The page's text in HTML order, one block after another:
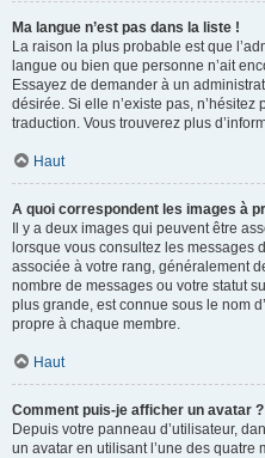
Ma langue n’est pas dans la liste !
La raison la plus probable est que
langue ou bien que personne n’ait
Essayez de demander à un
désirée. Si elle n’existe pas,
traduction. Vous trouverez plus
Haut
A quoi correspondent les images à
Il y a deux images qui peuvent être
lorsque vous consultez les messages
associée à votre rang, généralement
nombre de messages ou votre statut
plus grande, est connue sous le nom
propre à chaque membre.
Haut
Comment puis-je afficher un avatar ?
Depuis votre panneau d’utilisateur,
un avatar en utilisant l’une des quatre